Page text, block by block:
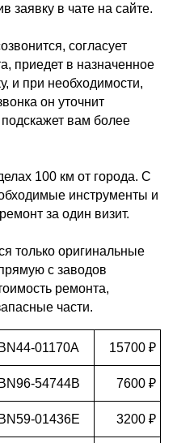
заявку в чате на сайте.
согласует
приедет в назначенное
и при необходимости,
он уточнит
вам более
100 км от города. С
инструменты и
за один визит.
только оригинальные
с заводов
ремонта,
части.
BN44-01170A 15700 ₽
BN96-54744B 7600 ₽
BN59-01436E 3200 ₽